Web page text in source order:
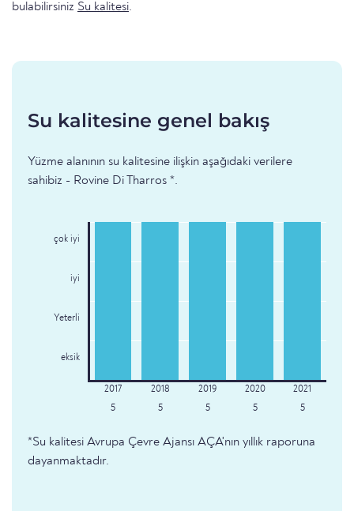
bulabilirsiniz Su kalitesi.
Su kalitesine genel bakış
Yüzme alanının su kalitesine ilişkin aşağıdaki verilere
sahibiz - Rovine Di Tharros *.
çok iyi
iyi
Yeterli
eksik
5 5 5 5 5
*Su kalitesi Avrupa Çevre Ajansı AÇA'nın yıllık raporuna
dayanmaktadır.